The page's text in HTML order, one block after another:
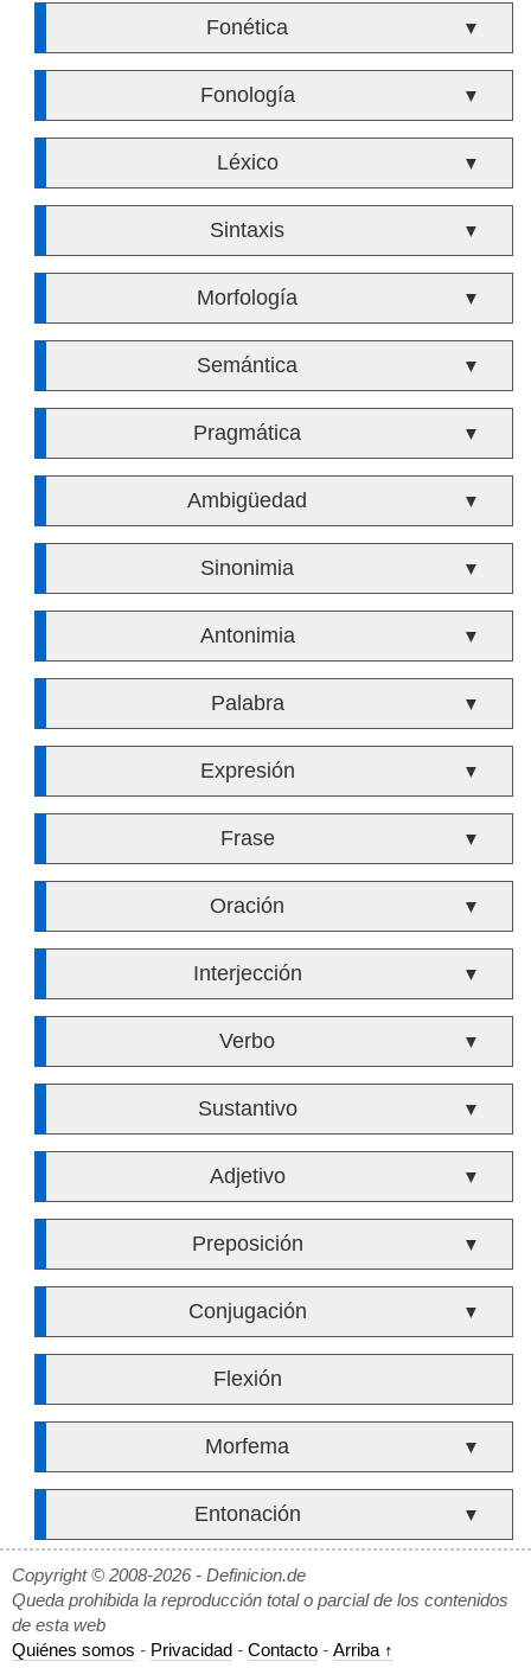
Fonética ▼
Fonología ▼
Léxico ▼
Sintaxis ▼
Morfología ▼
Semántica ▼
Pragmática ▼
Ambigüedad ▼
Sinonimia ▼
Antonimia ▼
Palabra ▼
Expresión ▼
Frase ▼
Oración ▼
Interjección ▼
Verbo ▼
Sustantivo ▼
Adjetivo ▼
Preposición ▼
Conjugación ▼
Flexión
Morfema ▼
Entonación ▼
Copyright © 2008-2026 - Definicion.de
Queda prohibida la reproducción total o parcial de los contenidos
de esta web
Quiénes somos - Privacidad - Contacto - Arriba ↑